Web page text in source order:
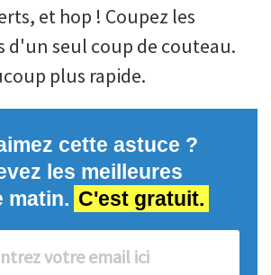
et hop ! Coupez les
d'un seul coup de couteau.
plus rapide.
cette astuce ?
les meilleures
matin. C'est gratuit.